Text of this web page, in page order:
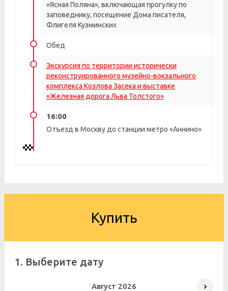
«Ясная Поляна», включающая прогулку по
заповеднику, посещение Дома писателя,
Флигеля Кузминских
Обед
Экскурсия по территории исторически
реконструированного музейно-вокзального
комплекса Козлова Засека и выставке
«Железная дорога Льва Толстого»
16:00
Отъезд в Москву до станции метро «Аннино»
Купить
1. Выберите дату
Август 2026